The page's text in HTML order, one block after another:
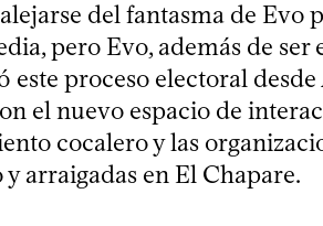
del fantasma de Evo
pero Evo, además de ser
este proceso electoral
el nuevo espacio de
cocalero y las
arraigadas en El Chapare.